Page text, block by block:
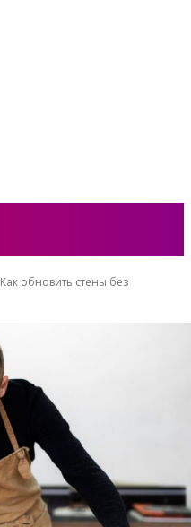
Как обновить стены без